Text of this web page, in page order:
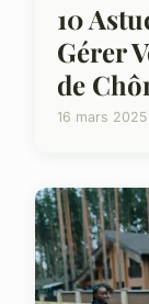
10
Gérer
de
16 mars 2025